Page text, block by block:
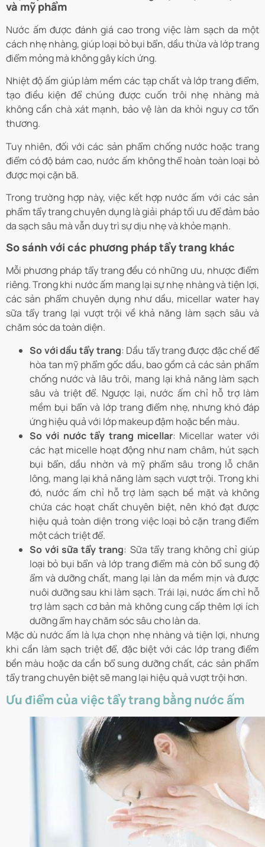
và mỹ phẩm
Nước ấm được đánh giá cao trong việc làm sạch da một
cách nhẹ nhàng, giúp loại bỏ bụi bẩn, dầu thừa và lớp trang
điểm mỏng mà không gây kích ứng.
Nhiệt độ ấm giúp làm mềm các tạp chất và lớp trang điểm,
tạo điều kiện để chúng được cuốn trôi nhẹ nhàng mà
không cần chà xát mạnh, bảo vệ làn da khỏi nguy cơ tổn
thương.
Tuy nhiên, đối với các sản phẩm chống nước hoặc trang
điểm có độ bám cao, nước ấm không thể hoàn toàn loại bỏ
được mọi cặn bã.
Trong trường hợp này, việc kết hợp nước ấm với các sản
phẩm tẩy trang chuyên dụng là giải pháp tối ưu để đảm bảo
da sạch sâu mà vẫn duy trì sự dịu nhẹ và khỏe mạnh.
So sánh với các phương pháp tẩy trang khác
Mỗi phương pháp tẩy trang đều có những ưu, nhược điểm
riêng. Trong khi nước ấm mang lại sự nhẹ nhàng và tiện lợi,
các sản phẩm chuyên dụng như dầu, micellar water hay
sữa tẩy trang lại vượt trội về khả năng làm sạch sâu và
chăm sóc da toàn diện.
So với dầu tẩy trang: Dầu tẩy trang được đặc chế để
hòa tan mỹ phẩm gốc dầu, bao gồm cả các sản phẩm
chống nước và lâu trôi, mang lại khả năng làm sạch
sâu và triệt để. Ngược lại, nước ấm chỉ hỗ trợ làm
mềm bụi bẩn và lớp trang điểm nhẹ, nhưng khó đáp
ứng hiệu quả với lớp makeup đậm hoặc bền màu.
So với nước tẩy trang micellar: Micellar water với
các hạt micelle hoạt động như nam châm, hút sạch
bụi bẩn, dầu nhờn và mỹ phẩm sâu trong lỗ chân
lông, mang lại khả năng làm sạch vượt trội. Trong khi
đó, nước ấm chỉ hỗ trợ làm sạch bề mặt và không
chứa các hoạt chất chuyên biệt, nên khó đạt được
hiệu quả toàn diện trong việc loại bỏ cặn trang điểm
một cách triệt để.
So với sữa tẩy trang: Sữa tẩy trang không chỉ giúp
loại bỏ bụi bẩn và lớp trang điểm mà còn bổ sung độ
ẩm và dưỡng chất, mang lại làn da mềm mịn và được
nuôi dưỡng sau khi làm sạch. Trái lại, nước ấm chỉ hỗ
trợ làm sạch cơ bản mà không cung cấp thêm lợi ích
dưỡng ẩm hay chăm sóc sâu cho làn da.
Mặc dù nước ấm là lựa chọn nhẹ nhàng và tiện lợi, nhưng
khi cần làm sạch triệt để, đặc biệt với các lớp trang điểm
bền màu hoặc da cần bổ sung dưỡng chất, các sản phẩm
tẩy trang chuyên biệt sẽ mang lại hiệu quả vượt trội hơn.
Ưu điểm của việc tẩy trang bằng nước ấm